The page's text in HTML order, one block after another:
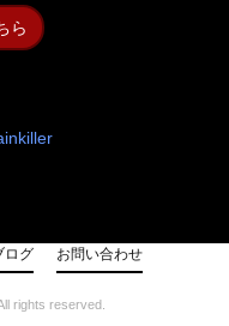
ら
ログ お問い合わせ
rights reserved.